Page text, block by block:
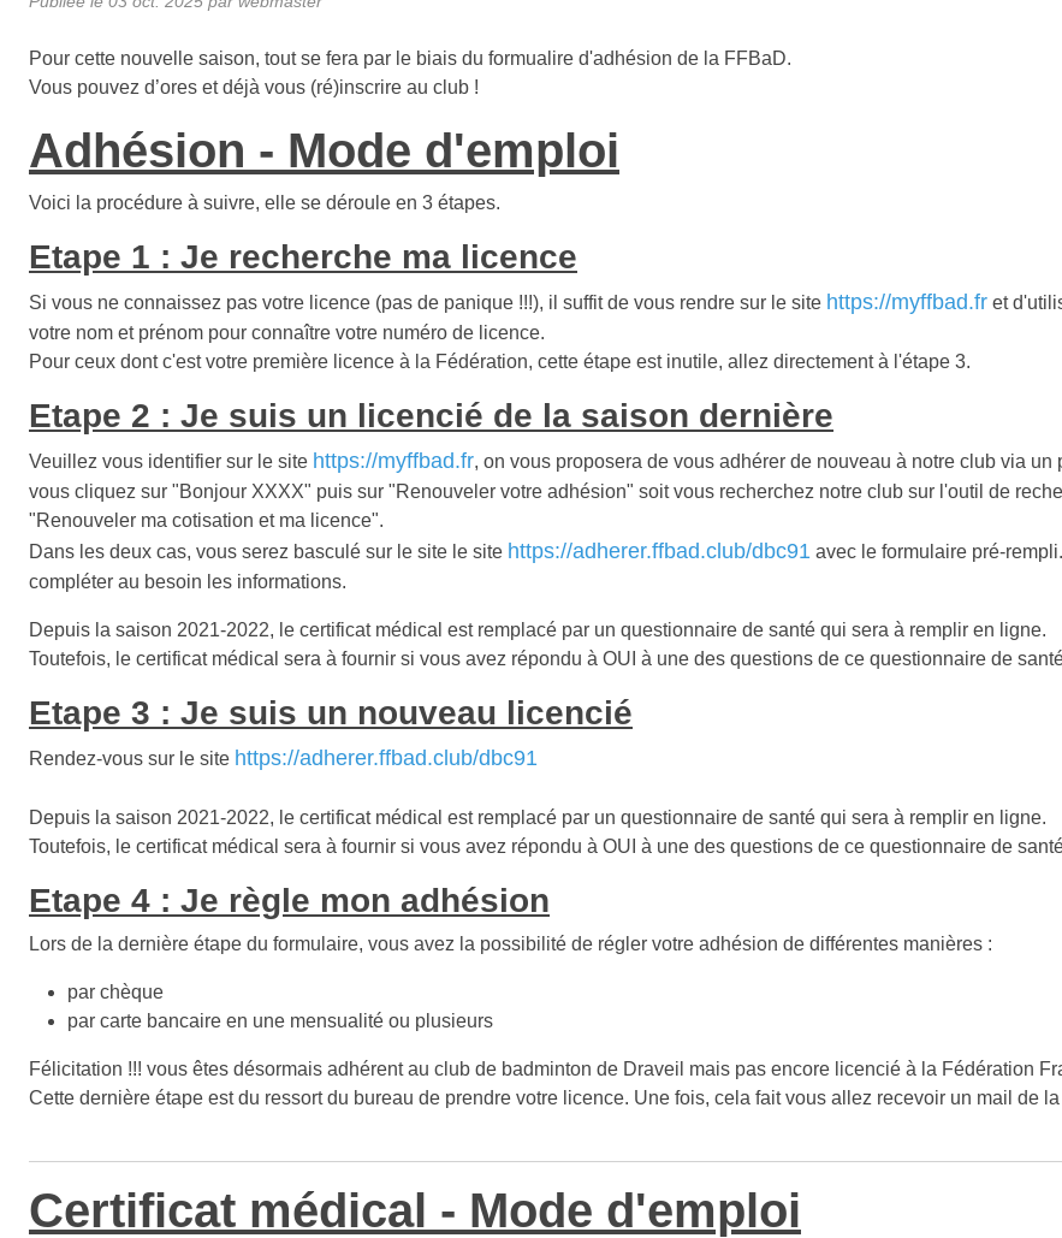
Pour cette nouvelle saison, tout se fera par le biais du formualire d'adhésion de la FFBaD.
Vous pouvez d’ores et déjà vous (ré)inscrire au club !
Adhésion - Mode d'emploi
Voici la procédure à suivre, elle se déroule en 3 étapes.
Etape 1 : Je recherche ma licence
Si vous ne connaissez pas votre licence (pas de panique !!!), il suffit de vous rendre sur le site https://myffbad.fr et
votre nom et prénom pour connaître votre numéro de licence.
Pour ceux dont c'est votre première licence à la Fédération, cette étape est inutile, allez directement à l'étape 3.
Etape 2 : Je suis un licencié de la saison dernière
Veuillez vous identifier sur le site https://myffbad.fr, on vous proposera de vous adhérer de nouveau à notre club via
vous cliquez sur "Bonjour XXXX" puis sur "Renouveler votre adhésion" soit vous recherchez notre club sur l'outil de
"Renouveler ma cotisation et ma licence".
Dans les deux cas, vous serez basculé sur le site le site https://adherer.ffbad.club/dbc91 avec le formulaire pré-
compléter au besoin les informations.
Depuis la saison 2021-2022, le certificat médical est remplacé par un questionnaire de santé qui sera à remplir en ligne.
Toutefois, le certificat médical sera à fournir si vous avez répondu à OUI à une des questions de ce questionnaire de
Etape 3 : Je suis un nouveau licencié
Rendez-vous sur le site https://adherer.ffbad.club/dbc91
Depuis la saison 2021-2022, le certificat médical est remplacé par un questionnaire de santé qui sera à remplir en ligne.
Toutefois, le certificat médical sera à fournir si vous avez répondu à OUI à une des questions de ce questionnaire de
Etape 4 : Je règle mon adhésion
Lors de la dernière étape du formulaire, vous avez la possibilité de régler votre adhésion de différentes manières :
par chèque
par carte bancaire en une mensualité ou plusieurs
Félicitation !!! vous êtes désormais adhérent au club de badminton de Draveil mais pas encore licencié à la Fédération
Cette dernière étape est du ressort du bureau de prendre votre licence. Une fois, cela fait vous allez recevoir un mail de
Certificat médical - Mode d'emploi